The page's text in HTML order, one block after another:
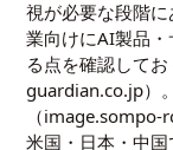
視が必要な段階
業向けにAI製品
る点を確認して
guardian.co.jp）
（image.sompo-
米国・日本・中